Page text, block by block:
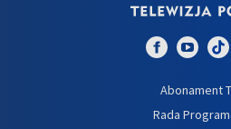
Abonament
Rada